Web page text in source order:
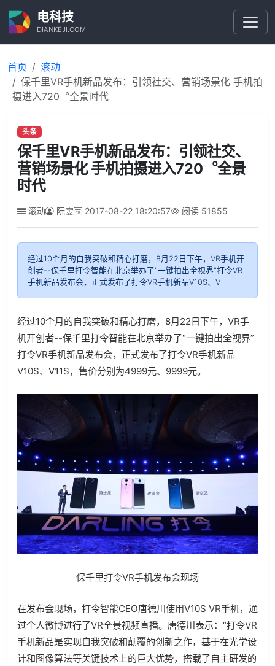
电科技
DIANKEJI.COM
首页
滚动
保千里VR手机新品发布：引领社交、营销场景化 手机拍
摄进入720︒全景时代
头条
保千里VR手机新品发布：引领社交、
营销场景化 手机拍摄进入720︒全景
时代
滚动 阮雯 2017-08-22 18:20:57 阅读 51855
经过10个月的自我突破和精心打磨，8月22日下午，VR手机开
创者--保千里打令智能在北京举办了"一键拍出全视界"打令VR
手机新品发布会，正式发布了打令VR手机新品V10S、V
经过10个月的自我突破和精心打磨，8月22日下午，VR手
机开创者--保千里打令智能在北京举办了“一键拍出全视界”
打令VR手机新品发布会，正式发布了打令VR手机新品
V10S、V11S，售价分别为4999元、9999元。
保千里打令VR手机发布会现场
在发布会现场，打令智能CEO唐德川使用V10S VR手机，通
过个人微博进行了VR全景视频直播。唐德川表示：“打令VR
手机新品是实现自我突破和颠覆的创新之作，基于在光学设
计和图像算法等关键技术上的巨大优势，搭载了自主研发的